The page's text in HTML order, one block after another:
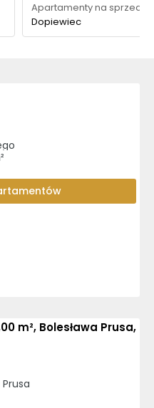
Apartamenty na sprzedaż
Dopiewiec
m², Bolesława Prusa,